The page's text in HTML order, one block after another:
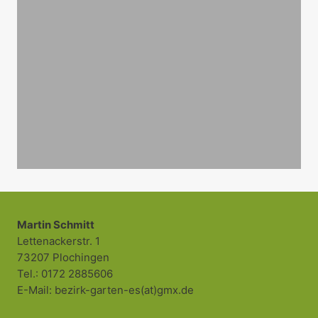
Martin Schmitt
Lettenackerstr. 1
73207 Plochingen
Tel.: 0172 2885606
E-Mail: bezirk-garten-es(at)gmx.de